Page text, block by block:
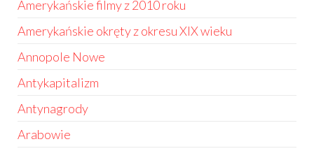
Amerykańskie filmy z 2010 roku
Amerykańskie okręty z okresu XIX wieku
Annopole Nowe
Antykapitalizm
Antynagrody
Arabowie